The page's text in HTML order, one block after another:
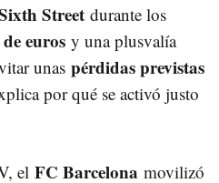
Street durante los
euros y una plusvalía
unas pérdidas previstas
por qué se activó justo
el FC Barcelona movilizó